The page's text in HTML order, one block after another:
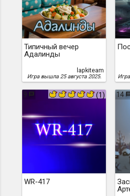
Типичный вечер
Адалинды
lapkiteam
Игра вышла 25 августа 2025.
9 (1)
WR-417
14